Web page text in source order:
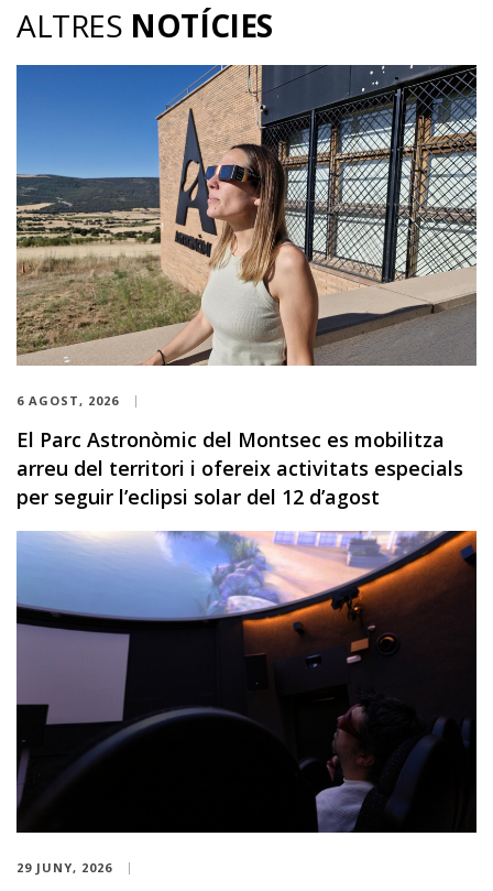
ALTRES NOTÍCIES
6 AGOST, 2026
El Parc Astronòmic del Montsec es mobilitza
arreu del territori i ofereix activitats especials
per seguir l’eclipsi solar del 12 d’agost
29 JUNY, 2026